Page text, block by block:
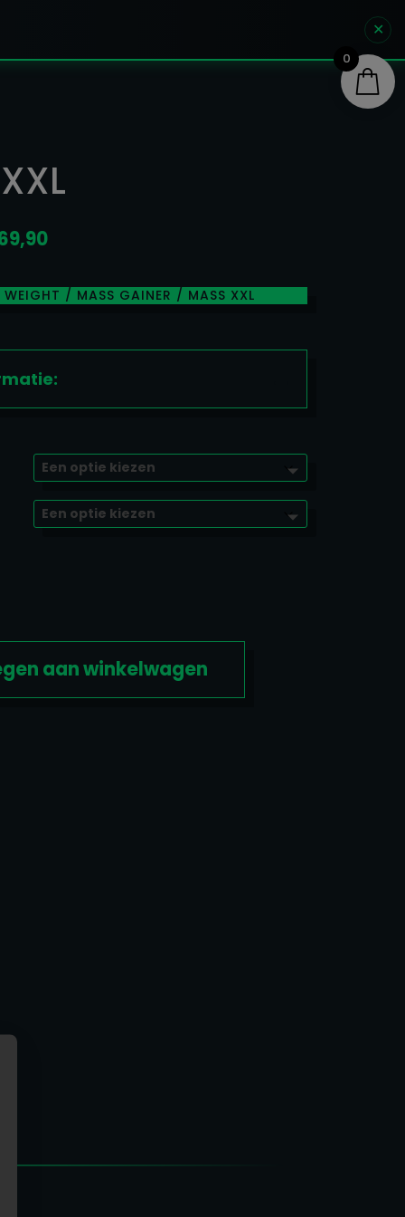
✕
Prijsklasse:
tot
€ 69,90
WEIGHT / MASS GAINER / MASS XXL
aan winkelwagen
0